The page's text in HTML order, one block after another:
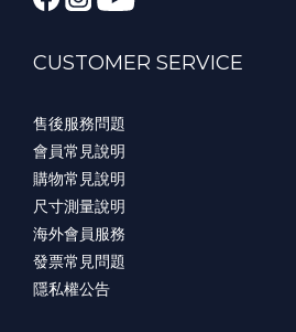
CUSTOMER SERVICE
售後服務問題
會員常見說明
購物常見說明
尺寸測量說明
海外會員服務
發票常見問題
隱私權公告